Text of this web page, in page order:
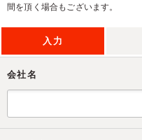
間を頂く場合もございます。
入力
会社名